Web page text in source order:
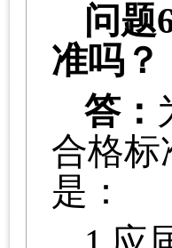
问题
准吗？
答：
合格标
是：